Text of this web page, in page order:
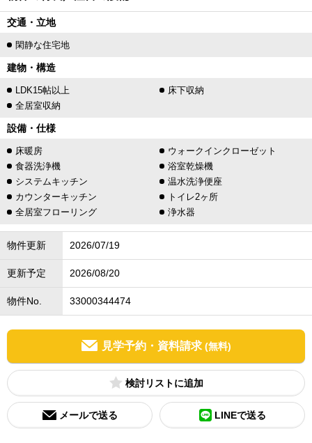
交通・立地
閑静な住宅地
建物・構造
LDK15帖以上
床下収納
全居室収納
設備・仕様
床暖房
ウォークインクローゼット
食器洗浄機
浴室乾燥機
システムキッチン
温水洗浄便座
カウンターキッチン
トイレ2ヶ所
全居室フローリング
浄水器
物件更新 2026/07/19
更新予定 2026/08/20
物件No. 33000344474
見学予約・資料請求 (無料)
検討リスト
メールで送る LINEで送る